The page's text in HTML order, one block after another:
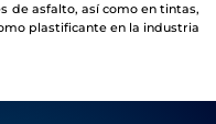
de asfalto, así como en tintas,
plastificante en la industria